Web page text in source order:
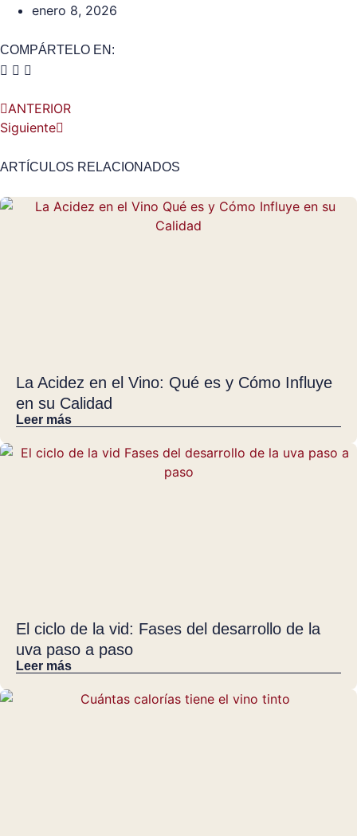
enero 8, 2026
COMPÁRTELO EN:
ANTERIOR
Siguiente
ARTÍCULOS RELACIONADOS
La Acidez en el Vino: Qué es y Cómo Influye
en su Calidad
Leer más
El ciclo de la vid: Fases del desarrollo de la
uva paso a paso
Leer más